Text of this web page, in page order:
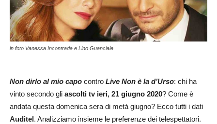
in foto Vanessa Incontrada e Lino Guanciale
Non dirlo al mio capo contro Live Non è la d’Urso: chi ha
vinto secondo gli ascolti tv ieri, 21 giugno 2020? Come è
andata questa domenica sera di metà giugno? Ecco tutti i dati
Auditel. Analizziamo insieme le preferenze dei telespettatori.